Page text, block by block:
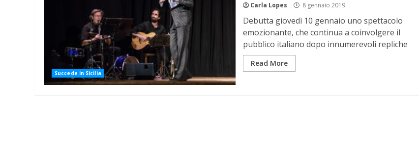
Succede in Sicilia
Carla Lopes 8 gennaio 2019
Debutta giovedì 10 gennaio uno spettacolo
emozionante, che continua a coinvolgere il
pubblico italiano dopo innumerevoli repliche
Read More